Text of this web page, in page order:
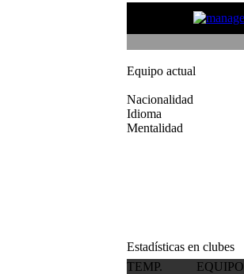
Equipo actual
Nacionalidad
Idioma
Mentalidad
Estadísticas en clubes
TEMP.
EQUIPO